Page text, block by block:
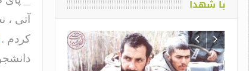
آتی ،
کردم .
با شهدا